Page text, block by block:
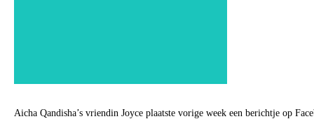
Aicha Qandisha’s vriendin Joyce plaatste vorige week een berichtje op